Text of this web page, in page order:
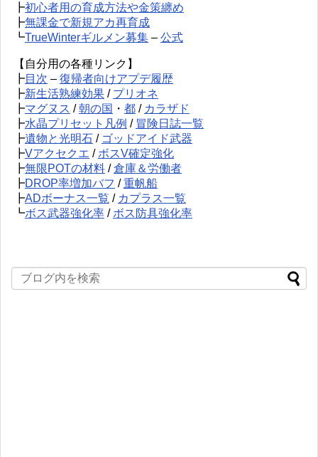
┣初心者用の育成方法や金策纏め
┣無課金で新規アカ再育成
┗TrueWinterギルメン募集 – 公式
【自分用の各種リンク】
┣目次 – 復帰者向けアプデ履歴
┣新生活熟練効果 / プリオネ
┣マグヌス /朝の国 ・ 都 / カラザド
┣水晶プリセット凡例 / 冒険日誌一覧
┣遺物と光明石 / ゴッドアイド武器
┣Vアクセクエ / ボスV確定強化
┣無限POTの材料 /倉庫＆労働者
┣DROP率増加バフ /重帆船
┣ADボーナス一覧 / カプラス一覧
┗ボス武器強化率 / ボス防具強化率